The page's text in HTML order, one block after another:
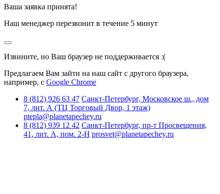
Ваша заявка принята!
Наш менеджер перезвонит в течение 5 минут
Извините, но Ваш браузер не поддерживается :(
Предлагаем Вам зайти на наш сайт с другого браузера,
например, с Google Chrome
8 (812) 926 63 47 Санкт-Петербург, Московское ш., дом
7, лит. А (ТЦ Торговый Двор, 1 этаж)
ptepla@planetapechey.ru
8 (812) 939 12 42 Санкт-Петербург, пр-т Просвещения,
41, лит. А, пом. 2-Н prosvet@planetapechey.ru